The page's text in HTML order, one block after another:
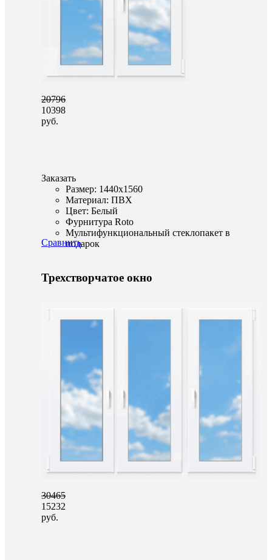
20796
10398
руб.
Заказать
Размер: 1440x1560
Материал: ПВХ
Цвет: Белый
Фурнитура Roto
Мультифункциональный стеклопакет в
подарок
Сравнить
Трехстворчатое окно
30465
15232
руб.